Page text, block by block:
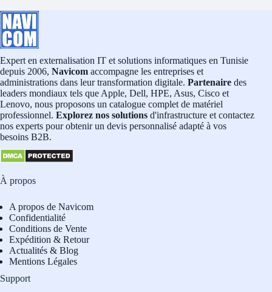
Expert en externalisation IT et solutions informatiques en Tunisie
depuis 2006, Navicom accompagne les entreprises et
administrations dans leur transformation digitale. Partenaire des
leaders mondiaux tels que Apple, Dell, HPE, Asus, Cisco et
Lenovo, nous proposons un catalogue complet de matériel
professionnel. Explorez nos solutions d'infrastructure et contactez
nos experts pour obtenir un devis personnalisé adapté à vos
besoins B2B.
À propos
A propos de Navicom
Confidentialité
Conditions de Vente
Expédition & Retour
Actualités & Blog
Mentions Légales
Support